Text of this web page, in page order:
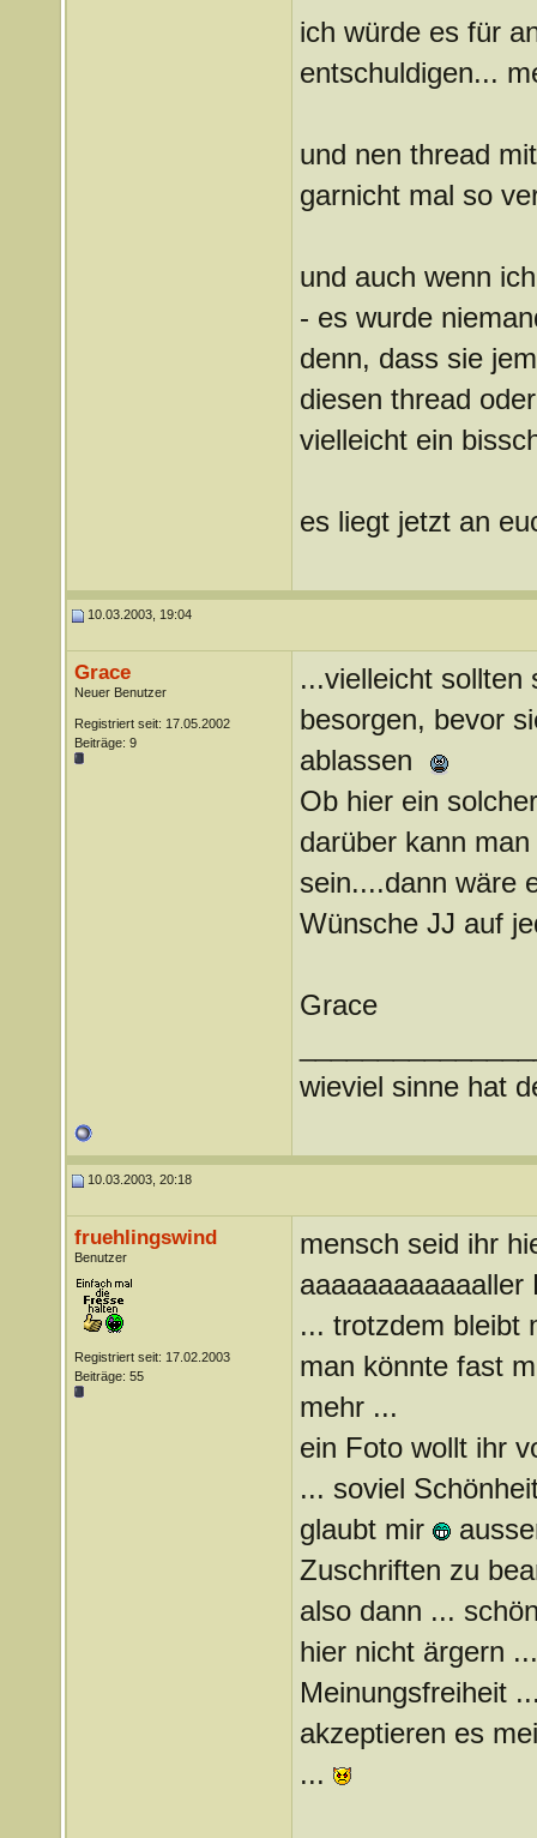
ich würde es für
entschuldigen...
und nen thread
garnicht mal so
und auch wenn
- es wurde
denn, dass sie
diesen thread
vielleicht ein
es liegt jetzt an
10.03.2003, 19:04
Grace
Neuer Benutzer
Registriert seit: 17.05.2002
Beiträge: 9
...vielleicht sollten
besorgen, bevor
ablassen
Ob hier ein
darüber kann
sein....dann wäre
Wünsche JJ auf
Grace
wieviel sinne hat
10.03.2003, 20:18
fruehlingswind
Benutzer
Registriert seit: 17.02.2003
Beiträge: 55
mensch seid ihr
... trotzdem bleibt
man könnte fast
mehr ...
ein Foto wollt ihr
... soviel
glaubt mir
Zuschriften zu
also dann ...
hier nicht ärgern
Meinungsfreiheit
akzeptieren es
...